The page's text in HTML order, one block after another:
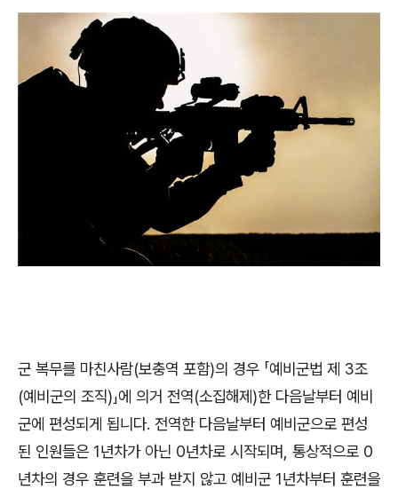
군 복무를 마친사람(보충역 포함)의 경우 「예비군법 제 3조
(예비군의 조직)」에 의거 전역(소집해제 )한 다음날부터 예비
군에 편성되게 됩니다. 전역한 다음날부터 예비군으로 편성
된 인원들은 1년차가 아닌 0년차로 시작되며, 통상적으로 0
년차의 경우 훈련을 부과 받지 않고 예비군 1년차부터 훈련을